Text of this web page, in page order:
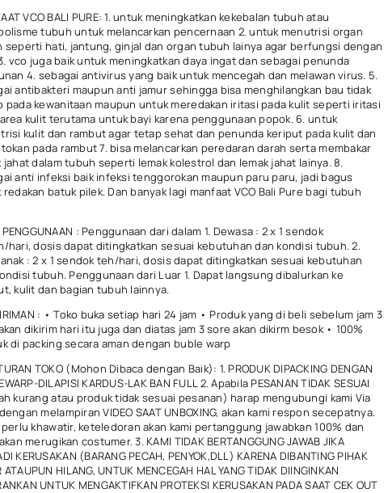
VCO BALI PURE: 1. untuk meningkatkan kekebalan tubuh atau
tubuh untuk melancarkan pencernaan 2. untuk menutrisi organ
seperti hati, jantung, ginjal dan organ tubuh lainya agar berfungsi dengan
vco juga baik untuk meningkatkan daya ingat dan sebagai penunda
4. sebagai antivirus yang baik untuk mencegah dan melawan virus. 5.
antibakteri maupun anti jamur sehingga bisa menghilangkan bau tidak
pada kewanitaan maupun untuk meredakan iritasi pada kulit seperti iritasi
kulit terutama untuk bayi karena penggunaan popok. 6. untuk
kulit dan rambut agar tetap sehat dan penunda keriput pada kulit dan
pada rambut 7. bisa melancarkan peredaran darah serta membakar
jahat dalam tubuh seperti lemak kolestrol dan lemak jahat lainya. 8.
anti infeksi baik infeksi tenggorokan maupun paru paru, jadi bagus
batuk pilek. Dan banyak lagi manfaat VCO Bali Pure bagi tubuh
PENGGUNAAN : Penggunaan dari dalam 1. Dewasa : 2 x 1 sendok
hari, dosis dapat ditingkatkan sesuai kebutuhan dan kondisi tubuh. 2.
: 2 x 1 sendok teh/hari, dosis dapat ditingkatkan sesuai kebutuhan
tubuh. Penggunaan dari Luar 1. Dapat langsung dibalurkan ke
kulit dan bagian tubuh lainnya.
: • Toko buka setiap hari 24 jam • Produk yang di beli sebelum jam 3
dikirim hari itu juga dan diatas jam 3 sore akan dikirm besok • 100%
di packing secara aman dengan buble warp
TOKO (Mohon Dibaca dengan Baik): 1. PRODUK DIPACKING DENGAN
DILAPISI KARDUS-LAK BAN FULL 2. Apabila PESANAN TIDAK SESUAI
kurang atau produk tidak sesuai pesanan) harap mengubungi kami Via
melampiran VIDEO SAAT UNBOXING, akan kami respon secepatnya.
khawatir, keteledoran akan kami pertanggung jawabkan 100% dan
merugikan costumer. 3. KAMI TIDAK BERTANGGUNG JAWAB JIKA
KERUSAKAN (BARANG PECAH, PENYOK,DLL) KARENA DIBANTING PIHAK
ATAUPUN HILANG, UNTUK MENCEGAH HAL YANG TIDAK DIINGINKAN
UNTUK MENGAKTIFKAN PROTEKSI KERUSAKAN PADA SAAT CEK OUT